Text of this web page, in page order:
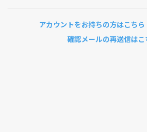
アカウントをお持ちの方はこちら
確認メールの再送信はこ